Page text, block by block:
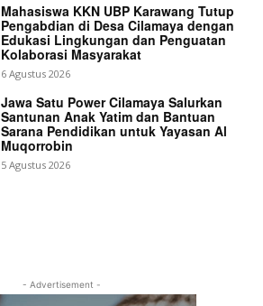
Mahasiswa KKN UBP Karawang Tutup
Pengabdian di Desa Cilamaya dengan
Edukasi Lingkungan dan Penguatan
Kolaborasi Masyarakat
6 Agustus 2026
Jawa Satu Power Cilamaya Salurkan
Santunan Anak Yatim dan Bantuan
Sarana Pendidikan untuk Yayasan Al
Muqorrobin
5 Agustus 2026
- Advertisement -